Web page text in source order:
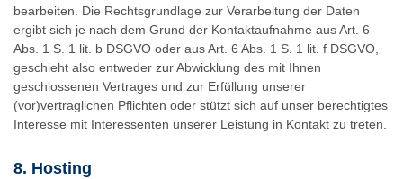
bearbeiten. Die Rechtsgrundlage zur Verarbeitung der Daten
ergibt sich je nach dem Grund der Kontaktaufnahme aus Art. 6
Abs. 1 S. 1 lit. b DSGVO oder aus Art. 6 Abs. 1 S. 1 lit. f DSGVO,
geschieht also entweder zur Abwicklung des mit Ihnen
geschlossenen Vertrages und zur Erfüllung unserer
(vor)vertraglichen Pflichten oder stützt sich auf unser berechtigtes
Interesse mit Interessenten unserer Leistung in Kontakt zu treten.
8. Hosting